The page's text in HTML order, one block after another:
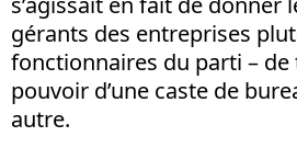
gérants des entreprises
fonctionnaires du parti –
pouvoir d’une caste de
autre.